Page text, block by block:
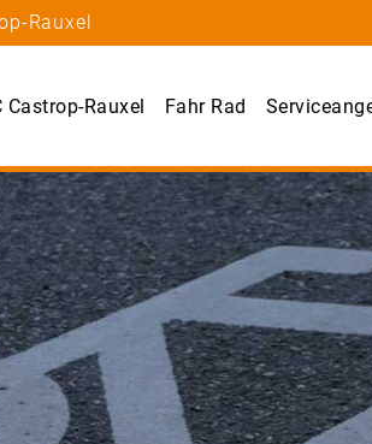
Rauxel
Castrop-Rauxel Fahr Rad